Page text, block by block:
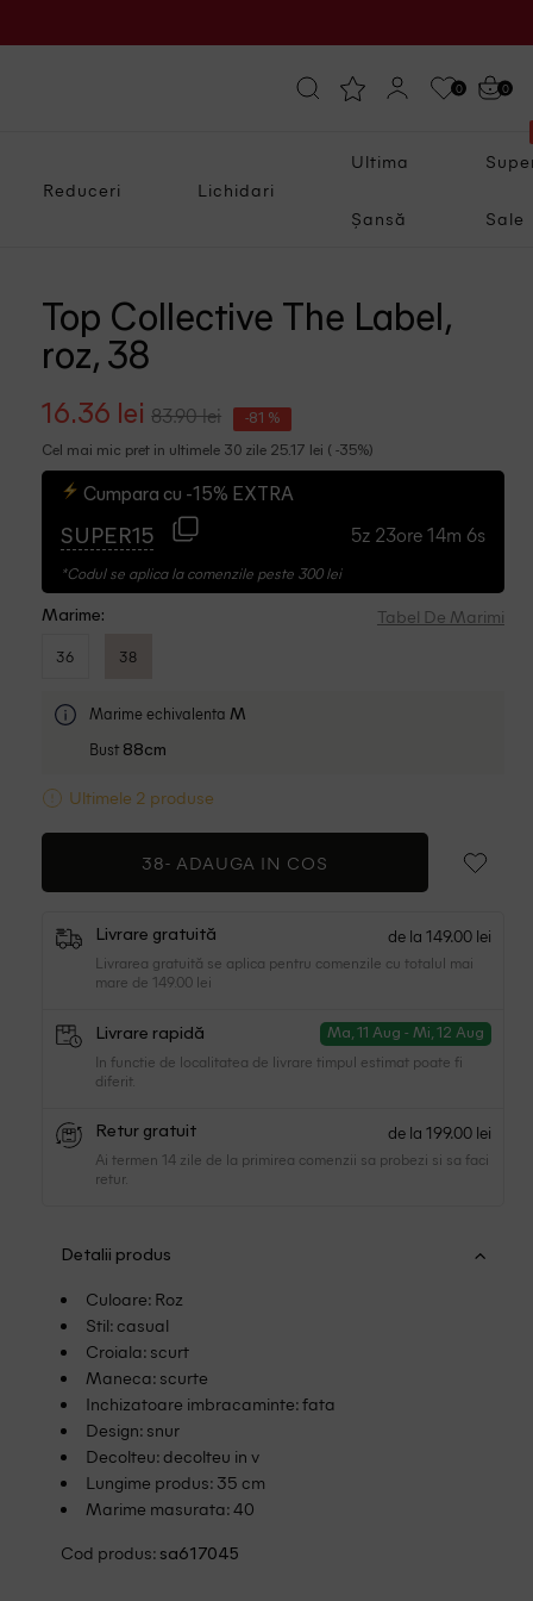
0 0
Reduceri Lichidari
Ultima
Șansă Sale
Top Collective The Label,
roz, 38
16.36 lei 83.90 lei -81 %
Cel mai mic pret in ultimele 30 zile 25.17 lei ( -35%)
Cumpara cu -15% EXTRA
SUPER15 5z 23ore 14m 5s
*Codul se aplica la comenzile peste 300 lei
Marime: Tabel De Marimi
36 38
Marime echivalenta M
Bust 88cm
Ultimele 2 produse
38- ADAUGA IN COS
Livrare gratuită de la 149.00 lei
Livrarea gratuită se aplica pentru comenzile cu totalul mai
mare de 149.00 lei
Livrare rapidă Ma, 11 Aug - Mi, 12 Aug
In functie de localitatea de livrare timpul estimat poate fi
diferit.
Retur gratuit de la 199.00 lei
Ai termen 14 zile de la primirea comenzii sa probezi si sa faci
retur.
Detalii produs
Culoare: Roz
Stil: casual
Croiala: scurt
Maneca: scurte
Inchizatoare imbracaminte: fata
Design: snur
Decolteu: decolteu in v
Lungime produs: 35 cm
Marime masurata: 40
Cod produs: sa617045